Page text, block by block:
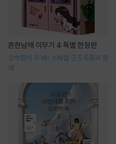
흔한남매 이무기 4 특별 한정판
오싹함이 두 배! 스페셜 굿즈 6종과 함
께